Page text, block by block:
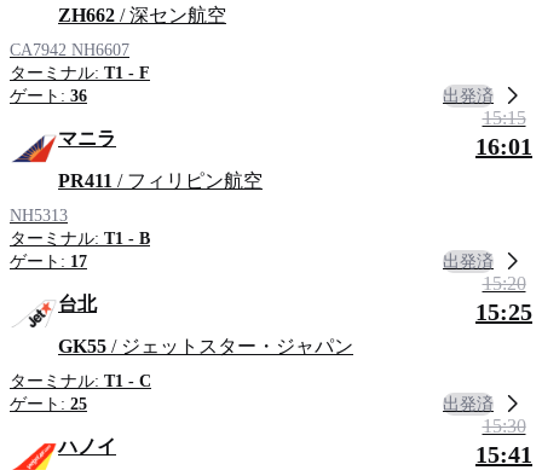
ZH662 / 深セン航空
CA7942 NH6607
ターミナル: T1 - F
ゲート: 36 出発済
マニラ
PR411 / フィリピン航空
NH5313
ターミナル: T1 - B
ゲート: 17
15:15
16:01
出発済
台北
GK55 / ジェットスター・ジャパン
ターミナル: T1 - C
ゲート: 25
15:20
15:25
出発済
ハノイ
15:30
15:41